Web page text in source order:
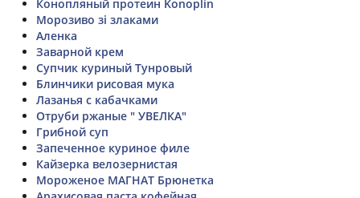
Конопляный протеин Konoplin
Морозиво зі злаками
Аленка
Заварной крем
Супчик куриный Тунровый
Блинчики рисовая мука
Лазанья с кабачками
Отруби ржаные " УВЕЛКА"
Грибной суп
Запеченное куриное филе
Кайзерка велозернистая
Мороженое МАГНАТ Брюнетка